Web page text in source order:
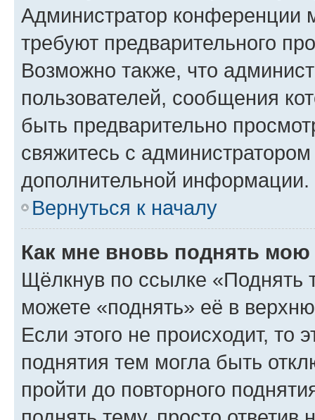
Администратор конференции
требуют предварительного
Возможно также, что
пользователей, сообщения
быть предварительно
свяжитесь с
дополнительной информации.
Вернуться к началу
Как мне вновь поднять мою
Щёлкнув по ссылке «Поднять
можете «поднять» её в
Если этого не происходит, то
поднятия тем могла быть
пройти до повторного